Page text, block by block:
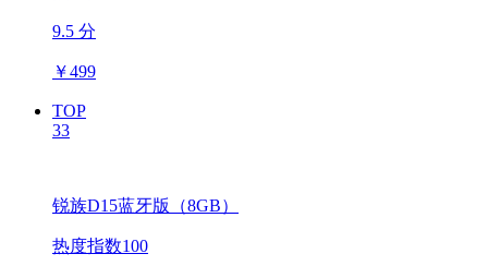
9.5 分
￥499
TOP
33
锐族D15蓝牙版（8GB）
热度指数100